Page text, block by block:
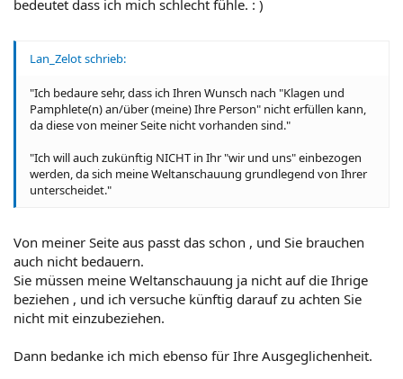
bedeutet dass ich mich schlecht fühle. : )
Lan_Zelot schrieb:
"Ich bedaure sehr, dass ich Ihren Wunsch nach "Klagen und
Pamphlete(n) an/über (meine) Ihre Person" nicht erfüllen kann,
da diese von meiner Seite nicht vorhanden sind."
"Ich will auch zukünftig NICHT in Ihr "wir und uns" einbezogen
werden, da sich meine Weltanschauung grundlegend von Ihrer
unterscheidet."
Von meiner Seite aus passt das schon , und Sie brauchen
auch nicht bedauern.
Sie müssen meine Weltanschauung ja nicht auf die Ihrige
beziehen , und ich versuche künftig darauf zu achten Sie
nicht mit einzubeziehen.
Dann bedanke ich mich ebenso für Ihre Ausgeglichenheit.